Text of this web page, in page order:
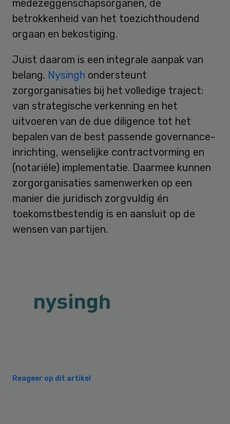
medezeggenschapsorganen, de
betrokkenheid van het toezichthoudend
orgaan en bekostiging.
Juist daarom is een integrale aanpak van
belang. Nysingh ondersteunt
zorgorganisaties bij het volledige traject:
van strategische verkenning en het
uitvoeren van de due diligence tot het
bepalen van de best passende governance-
inrichting, wenselijke contractvorming en
(notariële) implementatie. Daarmee kunnen
zorgorganisaties samenwerken op een
manier die juridisch zorgvuldig én
toekomstbestendig is en aansluit op de
wensen van partijen.
Reageer op dit artikel